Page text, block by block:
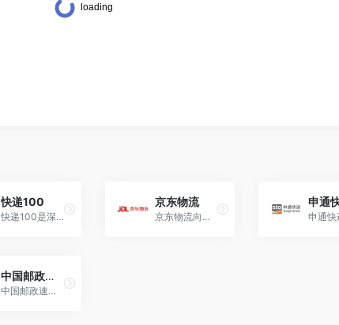
快递100
快递100是深圳前海百递网络有限公司旗下快递物流信息服务平台。
京东物流
京东物流向您提供仓配服务、快递快运服务、大件服务、冷链服务、跨境服务。
申通
中国邮政速递物流
中国邮政速递物流股份有限公司隶属于中国邮政集团有限公司，主要经营国内速递、国际速递、合同物流等